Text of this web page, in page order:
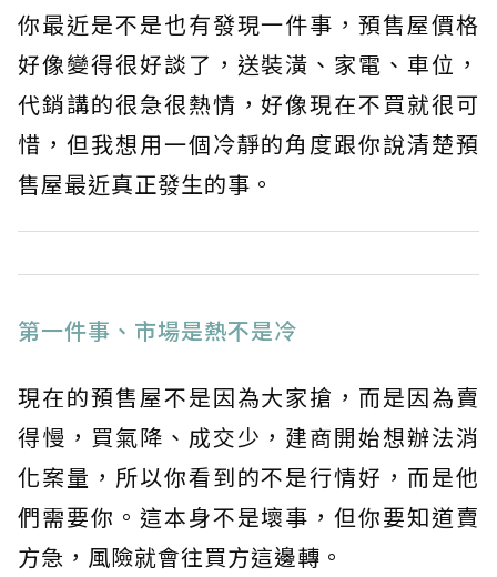
你最近是不是也有發現一件事，預售屋價格
好像變得很好談了，送裝潢、家電、車位，
代銷講的很急很熱情，好像現在不買就很可
惜，但我想用一個冷靜的角度跟你說清楚預
售屋最近真正發生的事。
第一件事、市場是熱不是冷
現在的預售屋不是因為大家搶，而是因為賣
得慢，買氣降、成交少，建商開始想辦法消
化案量，所以你看到的不是行情好，而是他
們需要你。這本身不是壞事，但你要知道賣
方急，風險就會往買方這邊轉。